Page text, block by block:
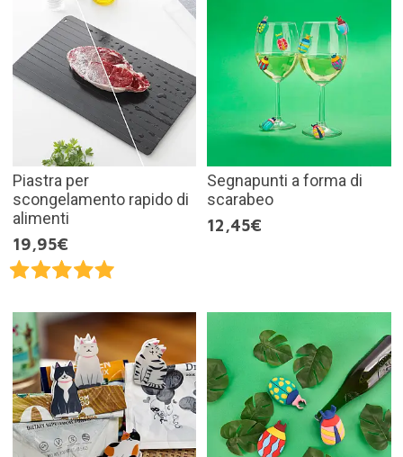
Piastra per
scongelamento rapido di
alimenti
19,95€
Segnapunti a forma di
scarabeo
12,45€